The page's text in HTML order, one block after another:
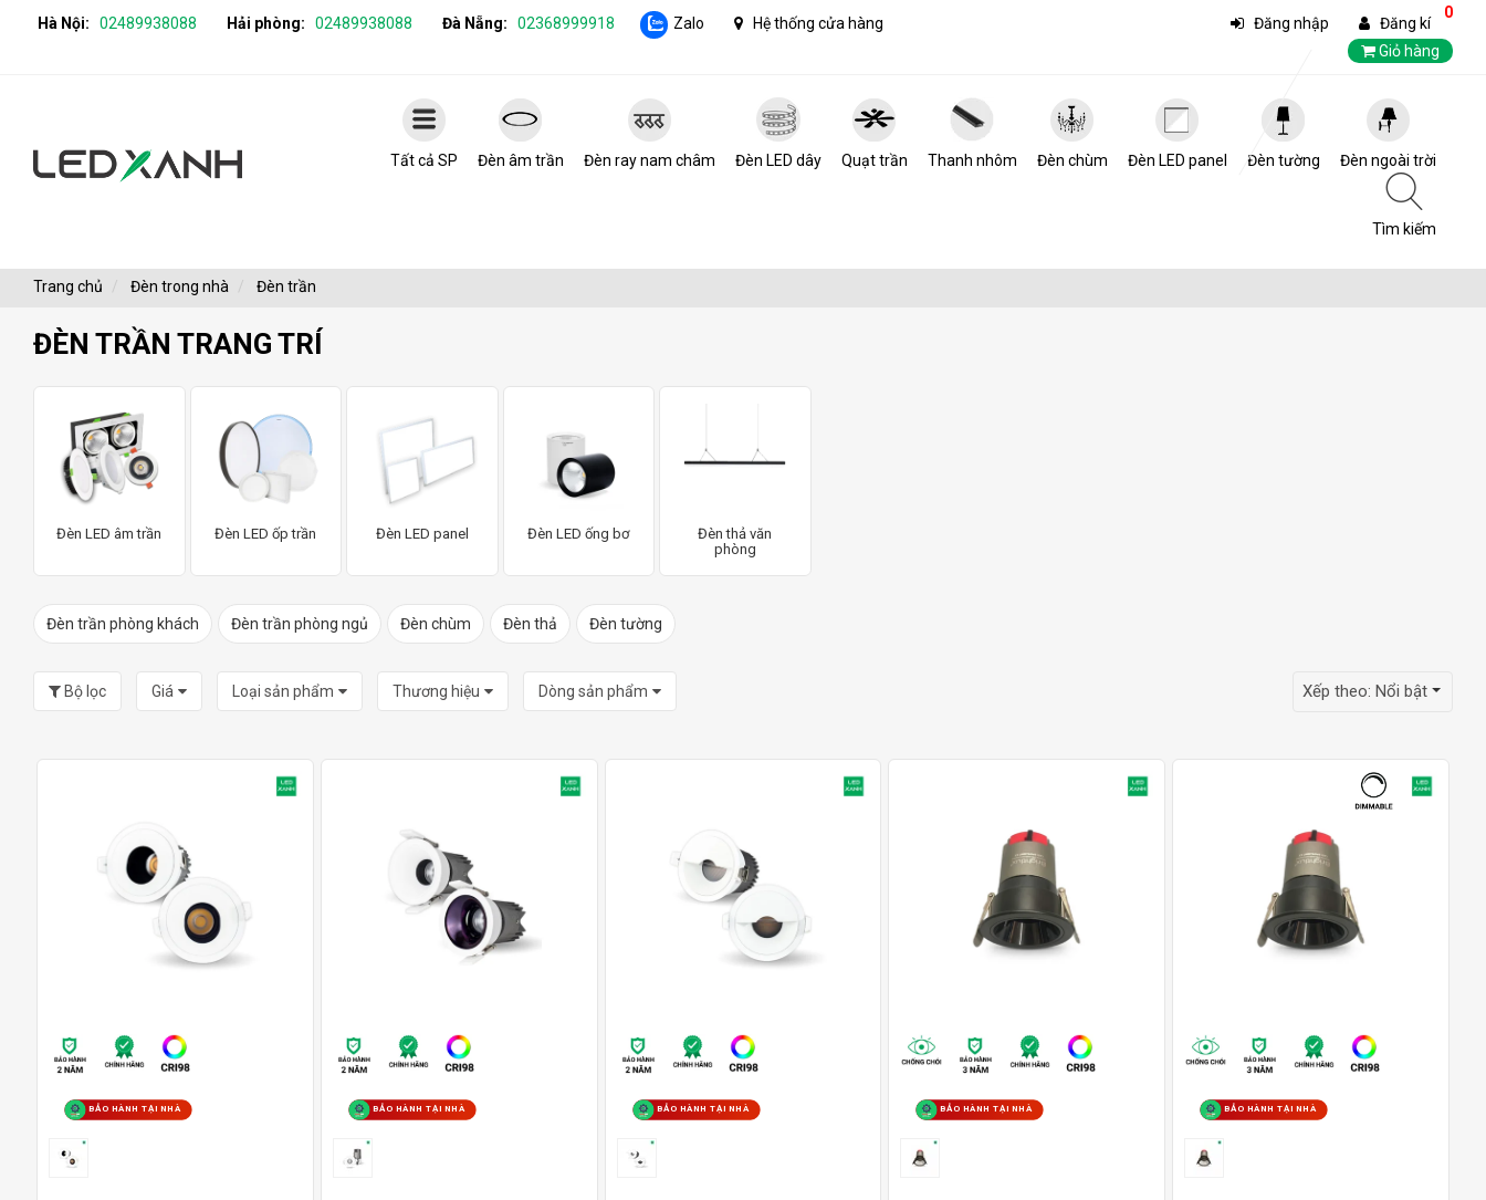
Hà Nội: 02489938088 Hải phòng: 02489938088 Đà Nẵng: 02368999918 Zalo Hệ thống cửa hàng Đăng nhập
Đăng kí
Giỏ hàng
0
Tất cả SP Đèn âm trần Đèn ray nam châm Đèn LED dây Quạt trần Thanh nhôm Đèn chùm Đèn LED panel Đèn tường Đèn ngoài trời
Tìm kiếm
Trang chủ Đèn trong nhà Đèn trần
ĐÈN TRẦN TRANG TRÍ
Đèn LED âm trần Đèn LED ốp trần Đèn LED panel Đèn LED ống bơ
Đèn thả văn
phòng
Đèn trần phòng khách Đèn trần phòng ngủ Đèn chùm Đèn thả Đèn tường
Bộ lọc Giá Loại sản phẩm Thương hiệu Xếp theo: Nổi bật
Dòng sản phẩm
BẢO HÀNH TẠI NHÀ BẢO HÀNH TẠI NHÀ BẢO HÀNH TẠI NHÀ BẢO HÀNH TẠI NHÀ BẢO HÀNH TẠI NHÀ